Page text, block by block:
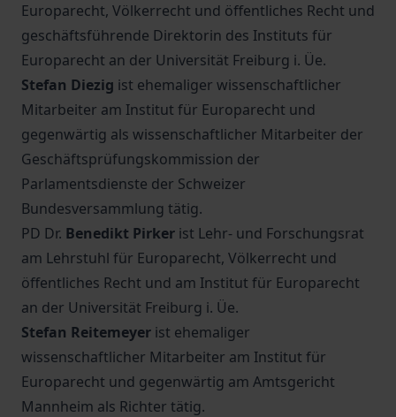
Europarecht, Völkerrecht und öffentliches Recht und
geschäftsführende Direktorin des Instituts für
Europarecht an der Universität Freiburg i. Üe.
Stefan Diezig ist ehemaliger wissenschaftlicher
Mitarbeiter am Institut für Europarecht und
gegenwärtig als wissenschaftlicher Mitarbeiter der
Geschäftsprüfungskommission der
Parlamentsdienste der Schweizer
Bundesversammlung tätig.
PD Dr. Benedikt Pirker ist Lehr- und Forschungsrat
am Lehrstuhl für Europarecht, Völkerrecht und
öffentliches Recht und am Institut für Europarecht
an der Universität Freiburg i. Üe.
Stefan Reitemeyer ist ehemaliger
wissenschaftlicher Mitarbeiter am Institut für
Europarecht und gegenwärtig am Amtsgericht
Mannheim als Richter tätig.